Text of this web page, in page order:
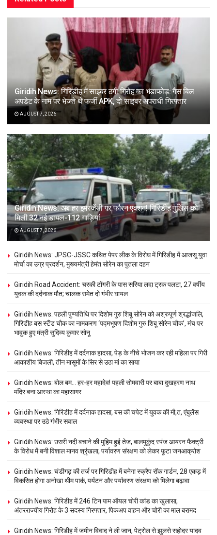
Giridih News: गिरिडीह में साइबर ठगी गिरोह का भंडाफोड़: गैस बिल
अपडेट के नाम पर भेजते थे फर्जी APK, दो साइबर अपराधी गिरफ्तार
AUGUST 7, 2026
Giridih News: अब हर इमरजेंसी पर फौरन एक्शन! गिरिडीह पुलिस को
मिली 32 नई डायल-112 गाड़ियां
AUGUST 7, 2026
Giridih News: JPSC-JSSC कथित पेपर लीक के विरोध में गिरिडीह में आजसू युवा
मोर्चा का उग्र प्रदर्शन, मुख्यमंत्री हेमंत सोरेन का पुतला दहन
Giridih Road Accident: चरकी टोंगरी के पास सरिया लदा ट्रक पलटा, 27 वर्षीय
युवक की दर्दनाक मौत; चालक समेत दो गंभीर घायल
Giridih News: पहली पुण्यतिथि पर दिशोम गुरु शिबू सोरेन को अश्रुपूर्ण श्रद्धांजलि,
गिरिडीह बस स्टैंड चौक का नामकरण ‘पद्मभूषण दिशोम गुरु शिबू सोरेन चौक’, मंच पर
भावुक हुए मंत्री सुदिव्य कुमार सोनू
Giridih News: गिरिडीह में दर्दनाक हादसा, पेड़ के नीचे भोजन कर रही महिला पर गिरी
आकाशीय बिजली, तीन मासूमों के सिर से उठा मां का साया
Giridih News: बोल बम… हर-हर महादेव! पहली सोमवारी पर बाबा दुखहरण नाथ
मंदिर बना आस्था का महासागर
Giridih News: गिरिडीह में दर्दनाक हादसा, बस की चपेट में युवक की मौ,त, एंबुलेंस
व्यवस्था पर उठे गंभीर सवाल
Giridih News: उसरी नदी बचाने की मुहिम हुई तेज, बालमुकुंद स्पंज आयरन फैक्ट्री
के विरोध में बनी विशाल मानव श्रृंखला, पर्यावरण संरक्षण को लेकर फूटा जनआक्रोश
Giridih News: चंडीगढ़ की तर्ज पर गिरिडीह में बनेगा स्क्रैप रॉक गार्डन, 28 एकड़ में
विकसित होगा अनोखा थीम पार्क, पर्यटन और पर्यावरण संरक्षण को मिलेगा बढ़ावा
Giridih News: गिरिडीह में 246 टिन पाम ऑयल चोरी कांड का खुलासा,
अंतरराज्यीय गिरोह के 3 सदस्य गिरफ्तार, पिकअप वाहन और चोरी का माल बरामद
Giridih News: गिरिडीह में जमीन विवाद ने ली जान, पेट्रोल से झुलसे सहोदर यादव